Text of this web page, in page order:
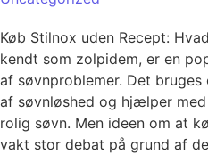
Køb Stilnox uden Recept:
kendt som zolpidem, er en
af søvnproblemer. Det
af søvnløshed og hjælper
rolig søvn. Men ideen om at
vakt stor debat på grund af